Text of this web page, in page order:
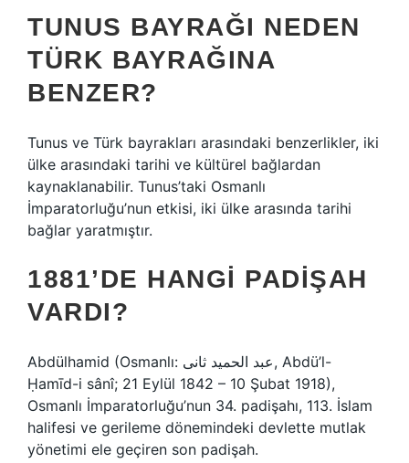
TUNUS BAYRAĞI NEDEN
TÜRK BAYRAĞINA
BENZER?
Tunus ve Türk bayrakları arasındaki benzerlikler, iki
ülke arasındaki tarihi ve kültürel bağlardan
kaynaklanabilir. Tunus’taki Osmanlı
İmparatorluğu’nun etkisi, iki ülke arasında tarihi
bağlar yaratmıştır.
1881’DE HANGI PADIŞAH
VARDI?
Abdülhamid (Osmanlı: عبد الحميد ثانی‎, Abdü’l-
Ḥamīd-i sânî; 21 Eylül 1842 – 10 Şubat 1918),
Osmanlı İmparatorluğu’nun 34. padişahı, 113. İslam
halifesi ve gerileme dönemindeki devlette mutlak
yönetimi ele geçiren son padişah.